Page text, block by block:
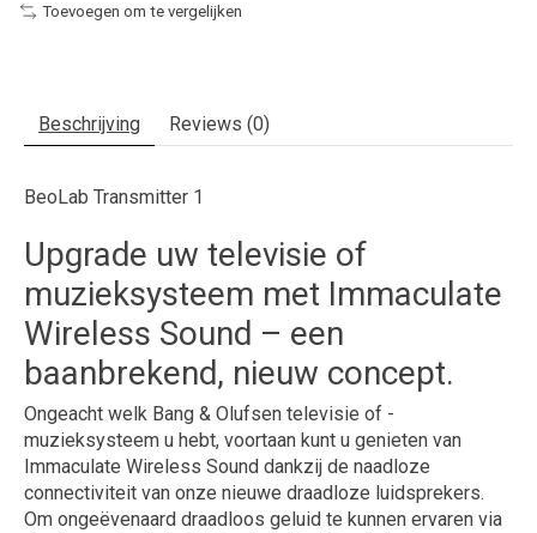
Toevoegen om te vergelijken
Beschrijving Reviews (0)
BeoLab Transmitter 1
Upgrade uw televisie of
muzieksysteem met Immaculate
Wireless Sound – een
baanbrekend, nieuw concept.
Ongeacht welk Bang & Olufsen televisie of -
muzieksysteem u hebt, voortaan kunt u genieten van
Immaculate Wireless Sound dankzij de naadloze
connectiviteit van onze nieuwe draadloze luidsprekers.
Om ongeëvenaard draadloos geluid te kunnen ervaren via